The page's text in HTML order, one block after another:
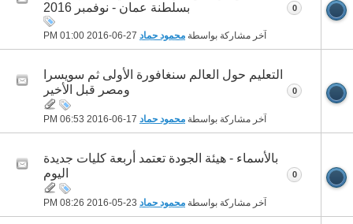
بسلطنة عمان - نوفمبر 2016
آخر مشاركة بواسطة محمود حماد 01:00 PM
0
التعليم حول العالم سنغافورة الأولى ثم سويسرا
ومصر قبل الأخير
آخر مشاركة بواسطة محمود حماد 06:53 PM
0
بالأسماء - هيئة الجودة تعتمد أربعة كليات جديدة
اليوم
آخر مشاركة بواسطة محمود حماد 08:26 PM
0